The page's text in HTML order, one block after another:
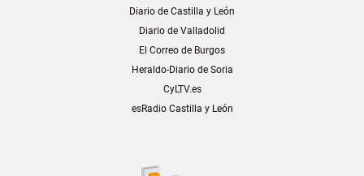
Diario de Castilla y León
Diario de Valladolid
El Correo de Burgos
Heraldo-Diario de Soria
CyLTV.es
esRadio Castilla y León